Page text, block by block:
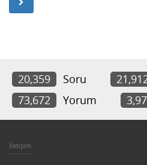
20,359 Soru
73,672
Yorum
İletişim